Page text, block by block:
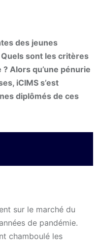
des jeunes
sont les critères
Alors qu’une pénurie
iCIMS s’est
diplômés de ces
sur le marché du
de pandémie.
chamboulé les